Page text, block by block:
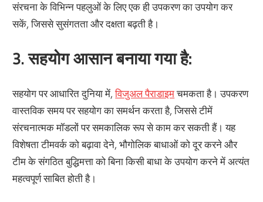
संरचना के विभिन्न पहलुओं के लिए एक ही उपकरण का उपयोग कर
सकें, जिससे सुसंगतता और दक्षता बढ़ती है।
3. सहयोग आसान बनाया गया है:
सहयोग पर आधारित दुनिया में,विजुअल पैराडाइमचमकता है। उपकरण
वास्तविक समय पर सहयोग का समर्थन करता है, जिससे टीमें
संरचनात्मक मॉडलों पर समकालिक रूप से काम कर सकती हैं। यह
विशेषता टीमवर्क को बढ़ावा देने, भौगोलिक बाधाओं को दूर करने और
टीम के संगठित बुद्धिमत्ता को बिना किसी बाधा के उपयोग करने में अत्यंत
महत्वपूर्ण साबित होती है।